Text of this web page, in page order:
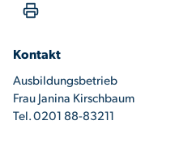
Kontakt
Ausbildungsbetrieb
Frau Janina Kirschbaum
Tel. 0201 88-83211